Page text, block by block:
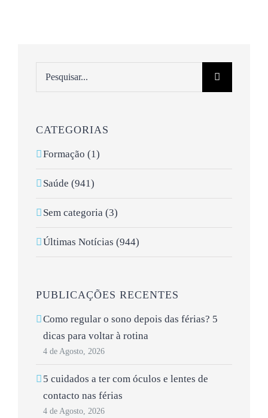
CATEGORIAS
Formação (1)
Saúde (941)
Sem categoria (3)
Últimas Notícias (944)
PUBLICAÇÕES RECENTES
Como regular o sono depois das férias? 5
dicas para voltar à rotina
4 de Agosto, 2026
5 cuidados a ter com óculos e lentes de
contacto nas férias
4 de Agosto, 2026